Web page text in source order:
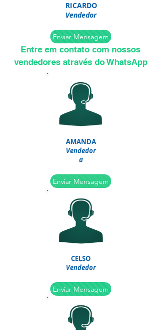
RICARDO
Vendedor
Enviar Mensagem
Entre em contato com nossos
vendedores através do WhatsApp
AMANDA
Vendedor
a
Enviar Mensagem
CELSO
Vendedor
Enviar Mensagem